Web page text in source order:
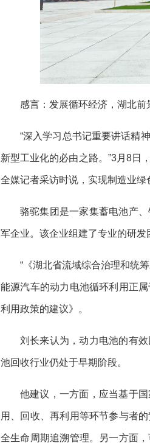
感言： 发展循环经济，湖北前
“深入学习总书记重要讲话精
新型工业化的必由之路。”3月8日
全媒记者采访时说，实现制造业
骆驼集团是一家集蓄电池产
军企业。该企业组建了专业的研
“《湖北省流域综合治理和统
能源汽车的动力电池循环利用正
利用政策的建议》。
刘长来认为，动力电池的有
池回收行业仍处于早期阶段。
他建议，一方面，应当基于
用、回收、再利用等环节参与者
全生命周期追溯管理。另一方面